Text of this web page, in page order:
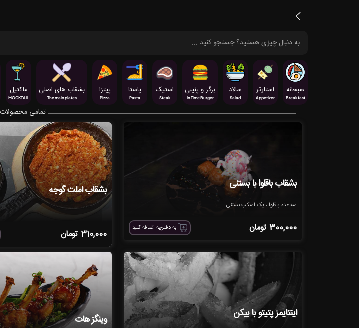
صبحانه
Breakfast
استارتر
Appetizer
سالاد
Salad
برگر و پنینی
In Time Burger
استیک
Steak
پاستا
Pasta
پیتزا
Pizza
بشقاب های اصلی
The main plates
ماکتیل
MOCKTAIL
تمامی محصولات
بشقاب باقلوا با بستنی
سه عدد باقلوا ، یک اسکپ بستنی
300,000 تومان به دفترچه اضافه کنید
بشقاب املت گوجه
310,000 تومان
اینتایمز پتیتو با بیکن وینگز هات